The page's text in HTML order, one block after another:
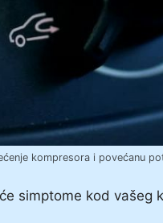
kompresora i povećanu
simptome kod vašeg